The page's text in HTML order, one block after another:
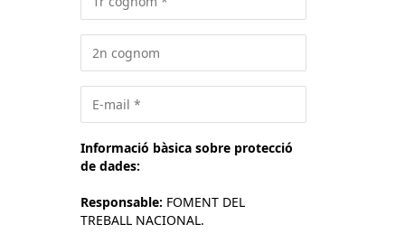
Informació bàsica sobre protecció
de dades:
Responsable: FOMENT DEL
TREBALL NACIONAL.